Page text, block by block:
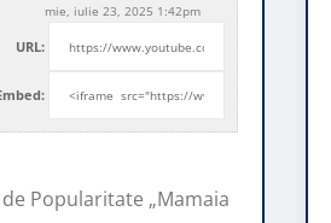
mie, iulie 23, 2025 1:42pm
URL:
Popularitate „Mamaia